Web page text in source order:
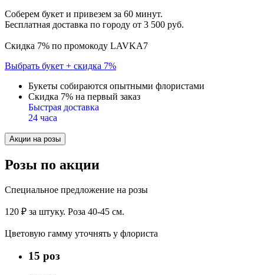
Соберем букет и привезем за 60 минут.
Бесплатная доставка по городу от 3 500 руб.
Скидка 7% по промокоду LAVKA7
Выбрать букет + скидка 7%
Букеты собираются опытными флористами
Скидка 7% на первый заказ
Быстрая доставка
24 часа
Акции на розы
Розы по акции
Специальное предложение на розы
120 ₽ за штуку. Роза 40-45 см.
Цветовую гамму уточнять у флориста
15 роз